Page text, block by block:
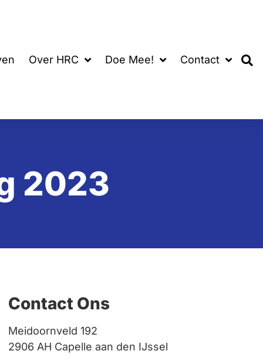
Over HRC Doe Mee! Contact
2023
Contact Ons
Meidoornveld 192
2906 AH Capelle aan den IJssel